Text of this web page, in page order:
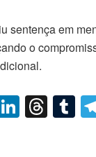
sentença em
o
Li
n
T
hr
T
u